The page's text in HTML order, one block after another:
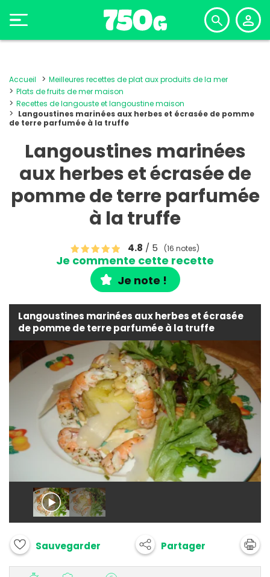
Accueil
Meilleures recettes de plat aux produits de la mer
Plats de fruits de mer maison
Recettes de langouste et langoustine maison
Langoustines marinées aux herbes et écrasée de pomme
de terre parfumée à la truffe
Langoustines marinées
aux herbes et écrasée de
pomme de terre parfumée
à la truffe
4.8 / 5 (16 notes)
Je commente cette recette
Je note !
Langoustines marinées aux herbes et écrasée
de pomme de terre parfumée à la truffe
Sauvegarder Partager